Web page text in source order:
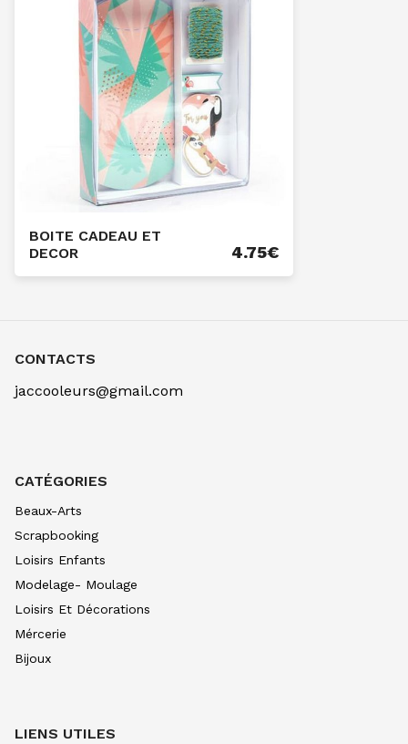
BOITE CADEAU ET
DECOR
4.75€
CONTACTS
jaccooleurs@gmail.com
CATÉGORIES
Beaux-Arts
Scrapbooking
Loisirs Enfants
Modelage- Moulage
Loisirs Et Décorations
Mércerie
Bijoux
LIENS UTILES